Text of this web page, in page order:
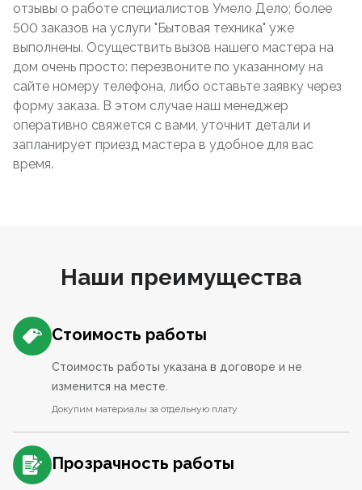
отзывы о работе специалистов Умело Дело; более
500 заказов на услуги "Бытовая техника" уже
выполнены. Осуществить вызов нашего мастера на
дом очень просто: перезвоните по указанному на
сайте номеру телефона, либо оставьте заявку через
форму заказа. В этом случае наш менеджер
оперативно свяжется с вами, уточнит детали и
запланирует приезд мастера в удобное для вас
время.
Наши преимущества
Стоимость работы
Стоимость работы указана в договоре и не
изменится на месте.
Докупим материалы за отдельную плату
Прозрачность работы